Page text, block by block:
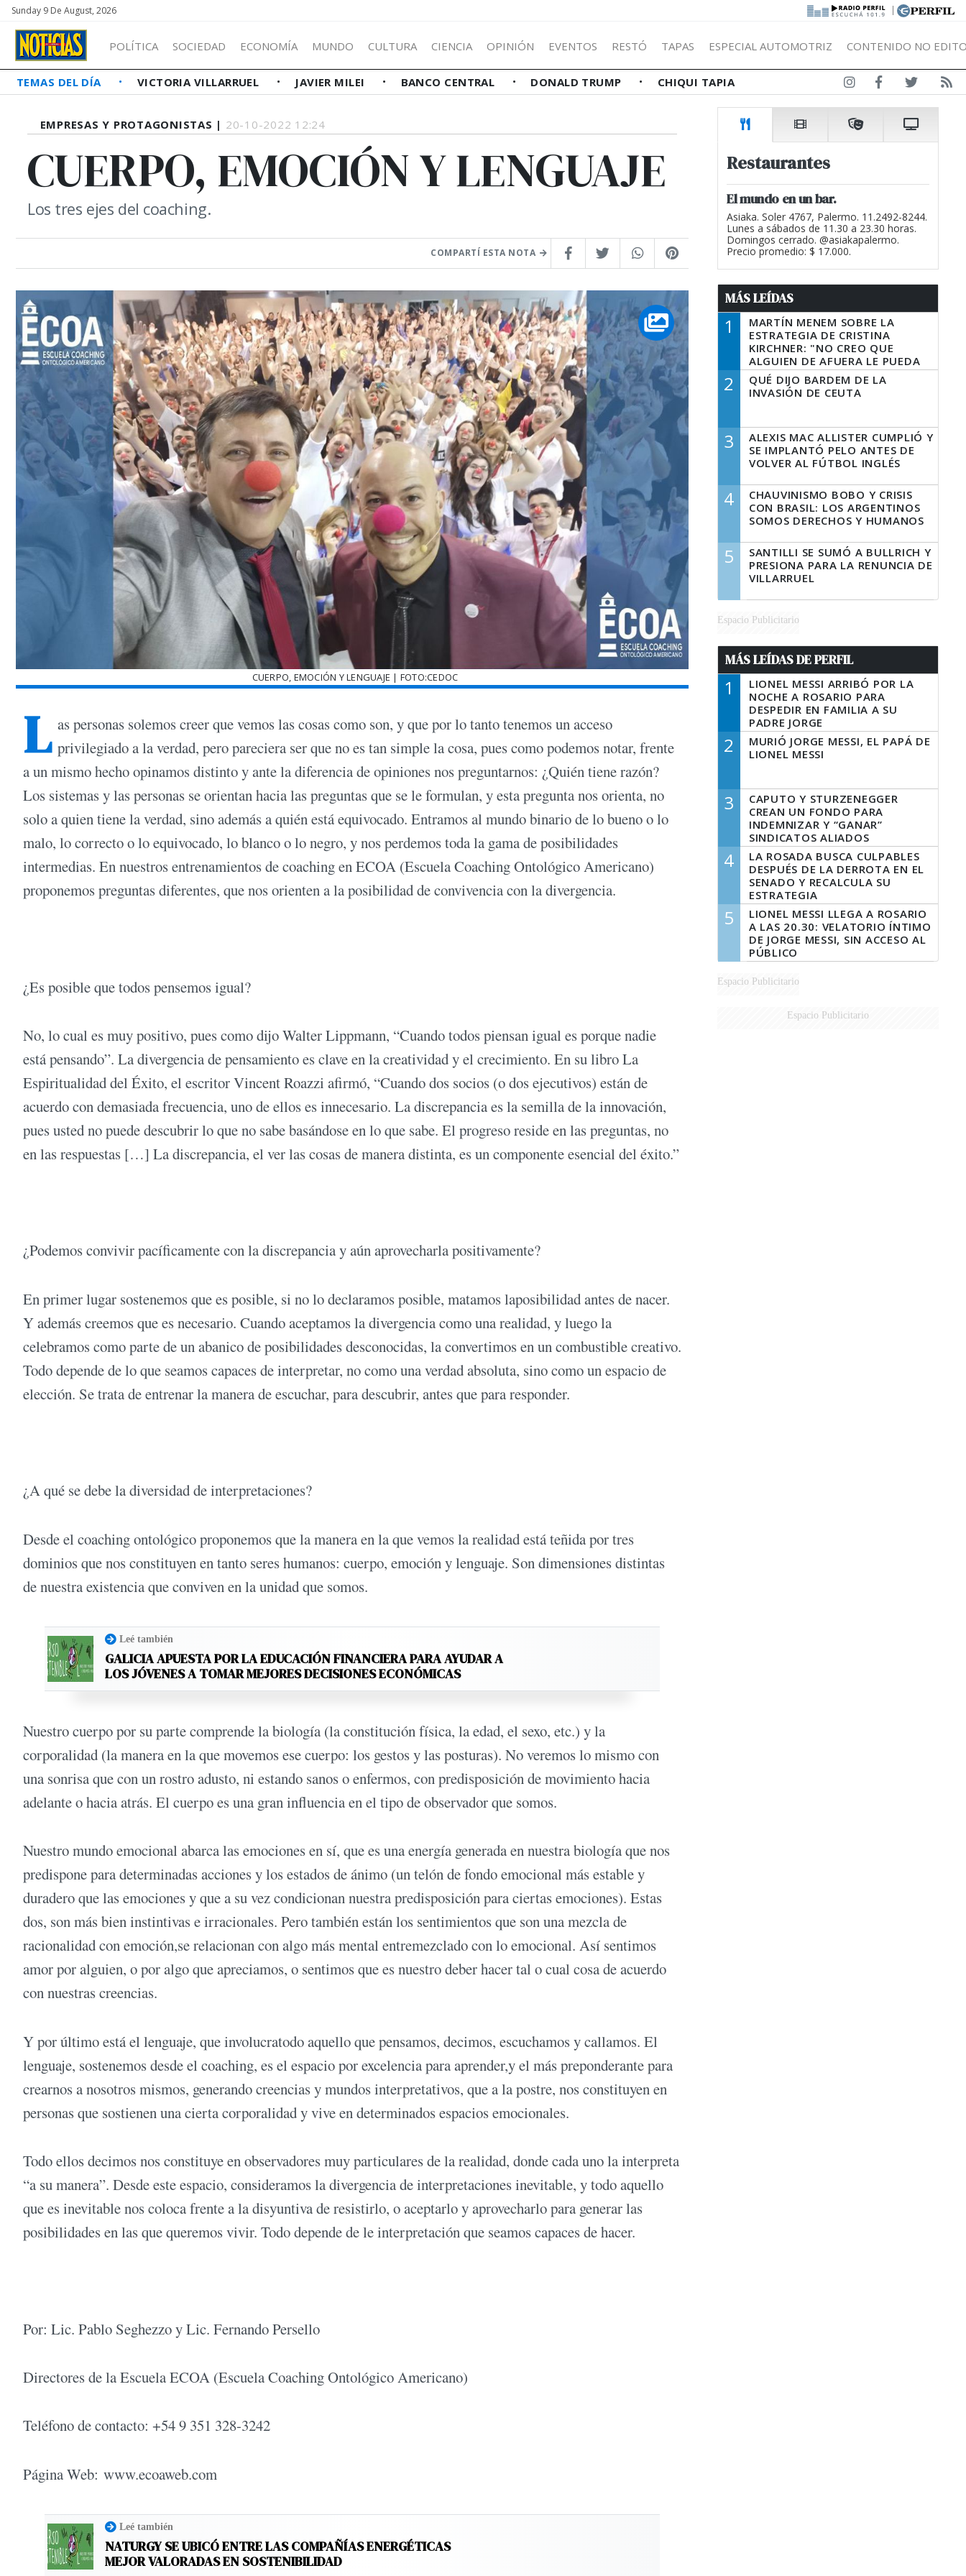
Sunday 9 De August, 2026 |
POLÍTICA SOCIEDAD ECONOMÍA MUNDO CULTURA CIENCIA OPINIÓN EVENTOS RESTÓ TAPAS ESPECIAL AUTOMOTRIZ CONTENIDO NO
TEMAS DEL DÍA VICTORIA VILLARRUEL JAVIER MILEI BANCO CENTRAL DONALD TRUMP CHIQUI TAPIA
EMPRESAS Y PROTAGONISTAS | 20-10-2022 12:24
CUERPO, EMOCIÓN Y LENGUAJE
Los tres ejes del coaching.
COMPARTÍ ESTA NOTA
CUERPO, EMOCIÓN Y LENGUAJE | FOTO:CEDOC
L as personas solemos creer que vemos las cosas como son, y que por lo tanto tenemos un acceso
privilegiado a la verdad, pero pareciera ser que no es tan simple la cosa, pues como podemos notar, frente
a un mismo hecho opinamos distinto y ante la diferencia de opiniones nos preguntarnos: ¿Quién tiene razón?
Los sistemas y las personas se orientan hacia las preguntas que se le formulan, y esta pregunta nos orienta, no
solo a quien tiene la verdad, sino además a quién está equivocado. Entramos al mundo binario de lo bueno o lo
malo, lo correcto o lo equivocado, lo blanco o lo negro, y nos perdemos toda la gama de posibilidades
intermedias. En nuestros entrenamientos de coaching en ECOA (Escuela Coaching Ontológico Americano)
proponemos preguntas diferentes, que nos orienten a la posibilidad de convivencia con la divergencia.
¿Es posible que todos pensemos igual?
No, lo cual es muy positivo, pues como dijo Walter Lippmann, “Cuando todos piensan igual es porque nadie
está pensando”. La divergencia de pensamiento es clave en la creatividad y el crecimiento. En su libro La
Espiritualidad del Éxito, el escritor Vincent Roazzi afirmó, “Cuando dos socios (o dos ejecutivos) están de
acuerdo con demasiada frecuencia, uno de ellos es innecesario. La discrepancia es la semilla de la innovación,
pues usted no puede descubrir lo que no sabe basándose en lo que sabe. El progreso reside en las preguntas, no
en las respuestas […] La discrepancia, el ver las cosas de manera distinta, es un componente esencial del éxito.”
¿Podemos convivir pacíficamente con la discrepancia y aún aprovecharla positivamente?
En primer lugar sostenemos que es posible, si no lo declaramos posible, matamos laposibilidad antes de nacer.
Y además creemos que es necesario. Cuando aceptamos la divergencia como una realidad, y luego la
celebramos como parte de un abanico de posibilidades desconocidas, la convertimos en un combustible creativo.
Todo depende de lo que seamos capaces de interpretar, no como una verdad absoluta, sino como un espacio de
elección. Se trata de entrenar la manera de escuchar, para descubrir, antes que para responder.
¿A qué se debe la diversidad de interpretaciones?
Desde el coaching ontológico proponemos que la manera en la que vemos la realidad está teñida por tres
dominios que nos constituyen en tanto seres humanos: cuerpo, emoción y lenguaje. Son dimensiones distintas
de nuestra existencia que conviven en la unidad que somos.
Leé también
GALICIA APUESTA POR LA EDUCACIÓN FINANCIERA PARA AYUDAR A
LOS JÓVENES A TOMAR MEJORES DECISIONES ECONÓMICAS
Nuestro cuerpo por su parte comprende la biología (la constitución física, la edad, el sexo, etc.) y la
corporalidad (la manera en la que movemos ese cuerpo: los gestos y las posturas). No veremos lo mismo con
una sonrisa que con un rostro adusto, ni estando sanos o enfermos, con predisposición de movimiento hacia
adelante o hacia atrás. El cuerpo es una gran influencia en el tipo de observador que somos.
Nuestro mundo emocional abarca las emociones en sí, que es una energía generada en nuestra biología que nos
predispone para determinadas acciones y los estados de ánimo (un telón de fondo emocional más estable y
duradero que las emociones y que a su vez condicionan nuestra predisposición para ciertas emociones). Estas
dos, son más bien instintivas e irracionales. Pero también están los sentimientos que son una mezcla de
racionalidad con emoción,se relacionan con algo más mental entremezclado con lo emocional. Así sentimos
amor por alguien, o por algo que apreciamos, o sentimos que es nuestro deber hacer tal o cual cosa de acuerdo
con nuestras creencias.
Y por último está el lenguaje, que involucratodo aquello que pensamos, decimos, escuchamos y callamos. El
lenguaje, sostenemos desde el coaching, es el espacio por excelencia para aprender,y el más preponderante para
crearnos a nosotros mismos, generando creencias y mundos interpretativos, que a la postre, nos constituyen en
personas que sostienen una cierta corporalidad y vive en determinados espacios emocionales.
Todo ellos decimos nos constituye en observadores muy particulares de la realidad, donde cada uno la interpreta
“a su manera”. Desde este espacio, consideramos la divergencia de interpretaciones inevitable, y todo aquello
que es inevitable nos coloca frente a la disyuntiva de resistirlo, o aceptarlo y aprovecharlo para generar las
posibilidades en las que queremos vivir. Todo depende de le interpretación que seamos capaces de hacer.
Por: Lic. Pablo Seghezzo y Lic. Fernando Persello
Directores de la Escuela ECOA (Escuela Coaching Ontológico Americano)
Teléfono de contacto: +54 9 351 328-3242
Página Web: www.ecoaweb.com
Leé también
NATURGY SE UBICÓ ENTRE LAS COMPAÑÍAS ENERGÉTICAS
MEJOR VALORADAS EN SOSTENIBILIDAD
Restaurantes
El mundo en un bar.
Asiaka. Soler 4767, Palermo. 11.2492-8244.
Lunes a sábados de 11.30 a 23.30 horas.
Domingos cerrado. @asiakapalermo.
Precio promedio: $ 17.000.
MÁS LEÍDAS
1
MARTÍN MENEM SOBRE LA
ESTRATEGIA DE CRISTINA
KIRCHNER: "NO CREO QUE
ALGUIEN DE AFUERA LE PUEDA
DECIR A LA JUSTICIA LO QUE
TIENE QUE HACER"
2
QUÉ DIJO BARDEM DE LA
INVASIÓN DE CEUTA
3
ALEXIS MAC ALLISTER CUMPLIÓ Y
SE IMPLANTÓ PELO ANTES DE
VOLVER AL FÚTBOL INGLÉS
4
CHAUVINISMO BOBO Y CRISIS
CON BRASIL: LOS ARGENTINOS
SOMOS DERECHOS Y HUMANOS
5
SANTILLI SE SUMÓ A BULLRICH Y
PRESIONA PARA LA RENUNCIA DE
VILLARRUEL
Espacio Publicitario
MÁS LEÍDAS DE PERFIL
1
LIONEL MESSI ARRIBÓ POR LA
NOCHE A ROSARIO PARA
DESPEDIR EN FAMILIA A SU
PADRE JORGE
2
MURIÓ JORGE MESSI, EL PAPÁ DE
LIONEL MESSI
3
CAPUTO Y STURZENEGGER
CREAN UN FONDO PARA
INDEMNIZAR Y “GANAR”
SINDICATOS ALIADOS
4
LA ROSADA BUSCA CULPABLES
DESPUÉS DE LA DERROTA EN EL
SENADO Y RECALCULA SU
ESTRATEGIA
5
LIONEL MESSI LLEGA A ROSARIO
A LAS 20.30: VELATORIO ÍNTIMO
DE JORGE MESSI, SIN ACCESO AL
PÚBLICO
Espacio Publicitario
Espacio Publicitario